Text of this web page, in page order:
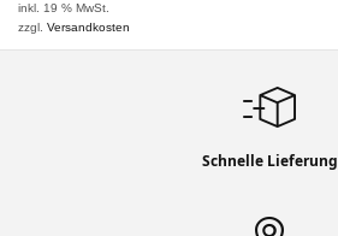
inkl. 19 % MwSt.
zzgl.Versandkosten
Schnelle Lieferung